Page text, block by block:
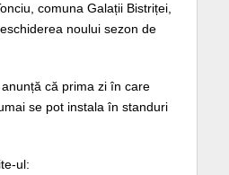
comuna Galații Bistriței,
noului sezon de
că prima zi în care
se pot instala în standuri
ul: